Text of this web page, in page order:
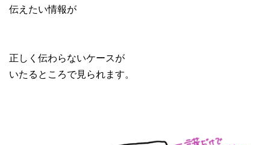
伝えたい情報が
正しく伝わらないケースが
いたるところで見られます。